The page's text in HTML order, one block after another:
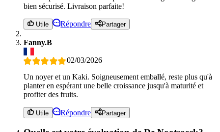
bien sécurisé. Livraison parfaite!
Utile Répondre Partager
Fanny.B
02/03/2026
Un noyer et un Kaki. Soigneusement emballé, reste plus qu'à
planter en espérant une belle croissance jusqu'à maturité et
profiter des fruits.
Utile Répondre Partager